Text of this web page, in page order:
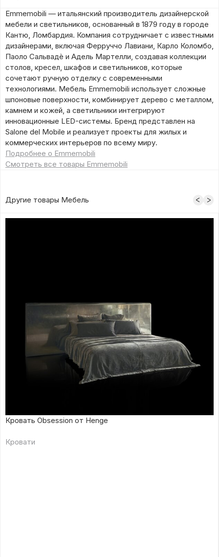
Emmemobili — итальянский производитель дизайнерской
мебели и светильников, основанный в 1879 году в городе
Кантю, Ломбардия. Компания сотрудничает с известными
дизайнерами, включая Ферруччо Лавиани, Карло Коломбо,
Паоло Сальвадè и Адель Мартелли, создавая коллекции
столов, кресел, шкафов и светильников, которые
сочетают ручную отделку с современными
технологиями. Мебель Emmemobili использует сложные
шпоновые поверхности, комбинирует дерево с металлом,
камнем и кожей, а светильники интегрируют
инновационные LED-системы. Бренд представлен на
Salone del Mobile и реализует проекты для жилых и
коммерческих интерьеров по всему миру.
Подробнее о Emmemobili
Смотреть все товары Emmemobili
Другие товары Мебель
Кровать Obsession от Henge
Кровати